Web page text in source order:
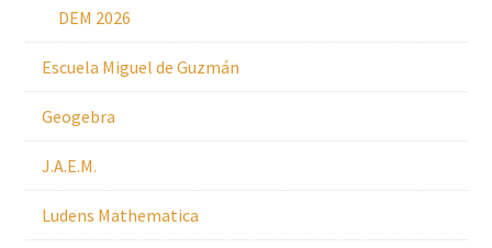
DEM 2026
Escuela Miguel de Guzmán
Geogebra
J.A.E.M.
Ludens Mathematica